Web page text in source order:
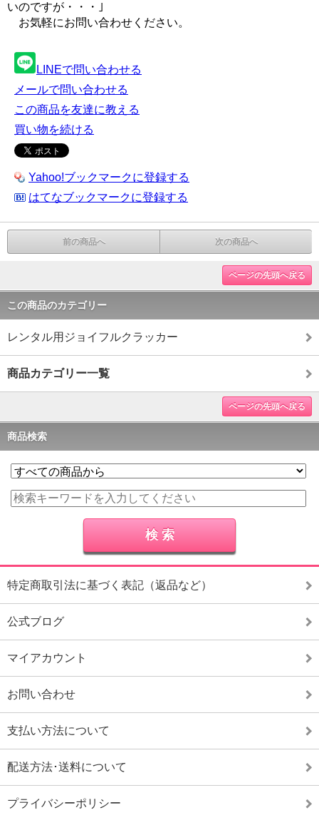
いのですが・・・｣
お気軽にお問い合わせください。
LINEで問い合わせる
メールで問い合わせる
この商品を友達に教える
買い物を続ける
Yahoo!ブックマークに登録する
はてなブックマークに登録する
前の商品へ 次の商品へ
ページの先頭へ戻る
この商品のカテゴリー
レンタル用ジョイフルクラッカー
商品カテゴリー一覧
ページの先頭へ戻る
商品検索
特定商取引法に基づく表記（返品など）
公式ブログ
マイアカウント
お問い合わせ
支払い方法について
配送方法･送料について
プライバシーポリシー